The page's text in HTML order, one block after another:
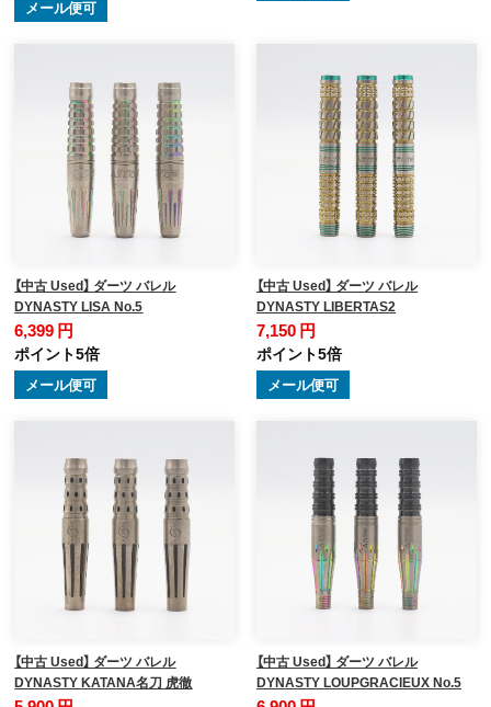
メール便可
【中古 Used】 ダーツ バレル
DYNASTY LISA No.5
6,399 円
ポイント5倍
メール便可
【中古 Used】 ダーツ バレル
DYNASTY LIBERTAS2
7,150 円
ポイント5倍
メール便可
【中古 Used】 ダーツ バレル
DYNASTY KATANA名刀 虎徹
【中古 Used】 ダーツ バレル
DYNASTY LOUPGRACIEUX No.5